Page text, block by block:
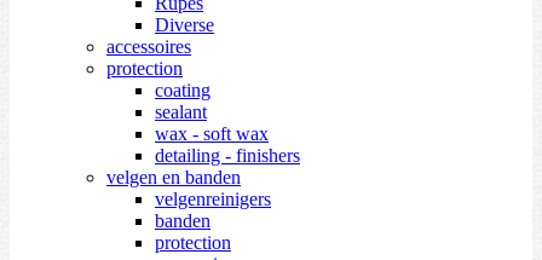
Diverse
accessoires
protection
coating
sealant
wax - soft wax
detailing - finishers
velgen en banden
velgenreinigers
banden
protection